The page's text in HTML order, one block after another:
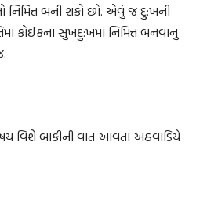
બની શકો છો. એવું જ દુ:ખની
કોઈકના સુખદુ:ખમાં નિમિત્ત બનવાનું
વિશે બાકીની વાત આવતા અઠવાડિયે